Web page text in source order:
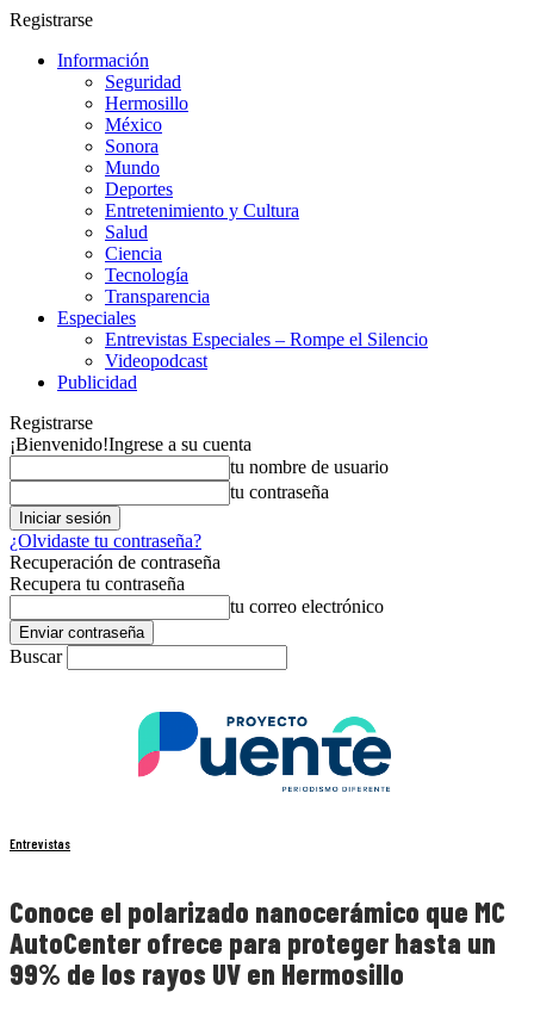
Registrarse
Información
Seguridad
Hermosillo
México
Sonora
Mundo
Deportes
Entretenimiento y Cultura
Salud
Ciencia
Tecnología
Transparencia
Especiales
Entrevistas Especiales – Rompe el Silencio
Videopodcast
Publicidad
Registrarse
¡Bienvenido!Ingrese a su cuenta
tu nombre de usuario
tu contraseña
¿Olvidaste tu contraseña?
Recuperación de contraseña
Recupera tu contraseña
tu correo electrónico
Buscar
Entrevistas
Conoce el polarizado nanocerámico que MC
AutoCenter ofrece para proteger hasta un
99% de los rayos UV en Hermosillo